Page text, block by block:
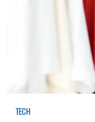
TECH